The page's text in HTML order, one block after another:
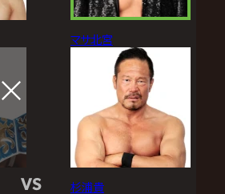
VS
マサ北宮
杉浦貴